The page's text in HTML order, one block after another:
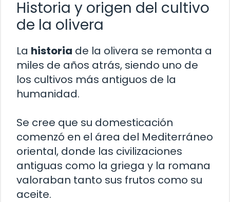
Historia y origen del cultivo
de la olivera
La historia de la olivera se remonta a
miles de años atrás, siendo uno de
los cultivos más antiguos de la
humanidad.
Se cree que su domesticación
comenzó en el área del Mediterráneo
oriental, donde las civilizaciones
antiguas como la griega y la romana
valoraban tanto sus frutos como su
aceite.